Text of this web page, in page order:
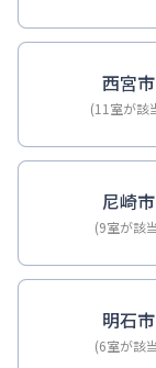
西宮市
(11室が該
尼崎市
(9室が該
明石市
(6室が該